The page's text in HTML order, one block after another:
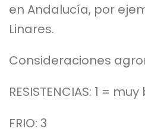
en Andalucía, por
Linares.
Consideraciones
RESISTENCIAS: 1 =
FRIO: 3